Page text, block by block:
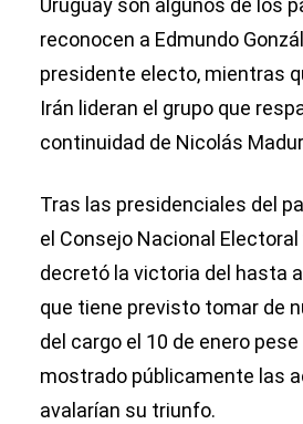
Uruguay son algunos de los
reconocen a Edmundo
presidente electo, mientras
Irán lideran el grupo que
continuidad de Nicolás
Tras las presidenciales del
el Consejo Nacional
decretó la victoria del hasta
que tiene previsto tomar de
del cargo el 10 de enero pese
mostrado públicamente las
avalarían su triunfo.